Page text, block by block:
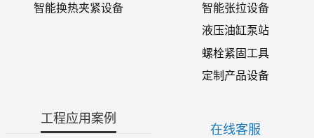
智能换热夹紧设备
智能张拉设备
液压油缸泵站
螺栓紧固工具
定制产品设备
工程应用案例
在线客服